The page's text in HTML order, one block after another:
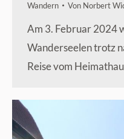
Wandern Von Norbert
Am 3. Februar 2024
Wanderseelen trotz
Reise vom